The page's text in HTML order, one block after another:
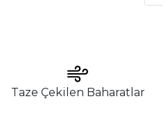
Taze Çekilen Baharatlar